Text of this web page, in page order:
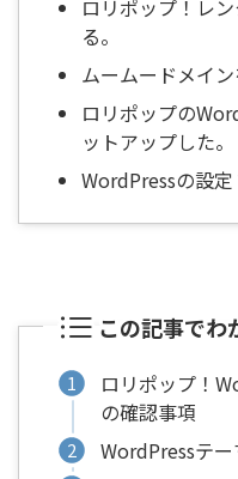
ロリポップ！レ
る。
ムームードメイン
ロリポップの
ットアップした。
WordPressの設定
この記事でわ
ロリポップ！
の確認事項
WordPressテ